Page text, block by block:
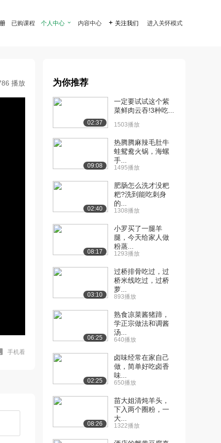
已购课程 个人中心  内容中心  关注我们 进入关怀模式
播放
手机看
为你推荐
02:37
一定要试试这个紫
菜鲜肉云吞!3种吃...
1503播放
09:08
热腾腾麻辣毛肚牛
蛙鸳鸯火锅，海螺
手...
1495播放
02:40
肥肠怎么洗才没粑
粑?洗到能吃刺身
的...
1308播放
08:17
小罗买了一腿羊
腿，今天给家人做
粉蒸...
1293播放
03:10
过桥排骨吃过，过
桥米线吃过，过桥
萝...
893播放
06:25
熟食凉菜酱猪蹄，
学正宗做法和调酱
汤...
640播放
02:25
卤味经常在家自己
做，简单好吃卤香
味...
650播放
08:26
苗大姐清炖羊头，
下入两个圈粉，一
大...
1322播放